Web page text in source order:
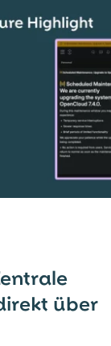
über